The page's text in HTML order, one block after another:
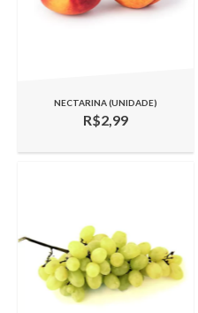
NECTARINA (UNIDADE)
R$2,99